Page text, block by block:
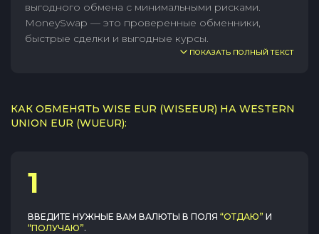
выгодного обмена с минимальными рисками.
MoneySwap — это проверенные обменники,
быстрые сделки и выгодные курсы.
ПОКАЗАТЬ ПОЛНЫЙ ТЕКСТ
КАК ОБМЕНЯТЬ WISE EUR (WISEEUR) НА WESTERN
UNION EUR (WUEUR):
1
ВВЕДИТЕ НУЖНЫЕ ВАМ ВАЛЮТЫ В ПОЛЯ “ОТДАЮ” И
“ПОЛУЧАЮ”.